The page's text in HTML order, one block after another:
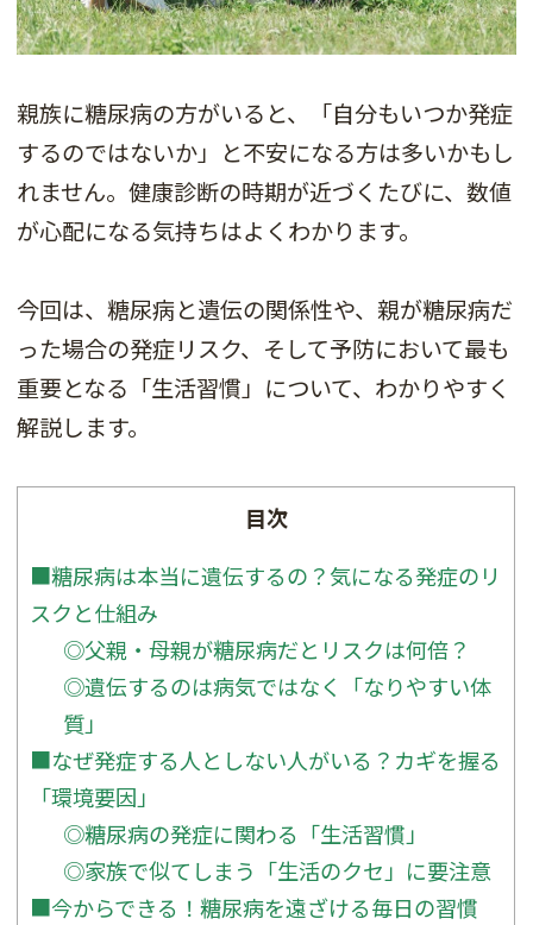
親族に糖尿病の方がいると、「自分もいつか発症
するのではないか」と不安になる方は多いかもし
れません。健康診断の時期が近づくたびに、数値
が心配になる気持ちはよくわかります。
今回は、糖尿病と遺伝の関係性や、親が糖尿病だ
った場合の発症リスク、そして予防において最も
重要となる「生活習慣」について、わかりやすく
解説します。
目次
■糖尿病は本当に遺伝するの？気になる発症のリ
スクと仕組み
◎父親・母親が糖尿病だとリスクは何倍？
◎遺伝するのは病気ではなく「なりやすい体
質」
■なぜ発症する人としない人がいる？カギを握る
「環境要因」
◎糖尿病の発症に関わる「生活習慣」
◎家族で似てしまう「生活のクセ」に要注意
■今からできる！糖尿病を遠ざける毎日の習慣